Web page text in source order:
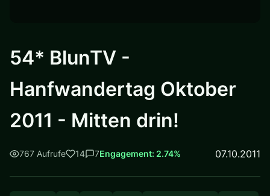
54* BlunTV -
Hanfwandertag Oktober
2011 - Mitten drin!
767 Aufrufe 14 7Engagement: 2.74% 07.10.2011